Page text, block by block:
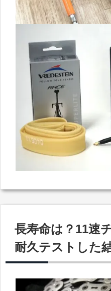
長寿命は？11速
耐久テストした